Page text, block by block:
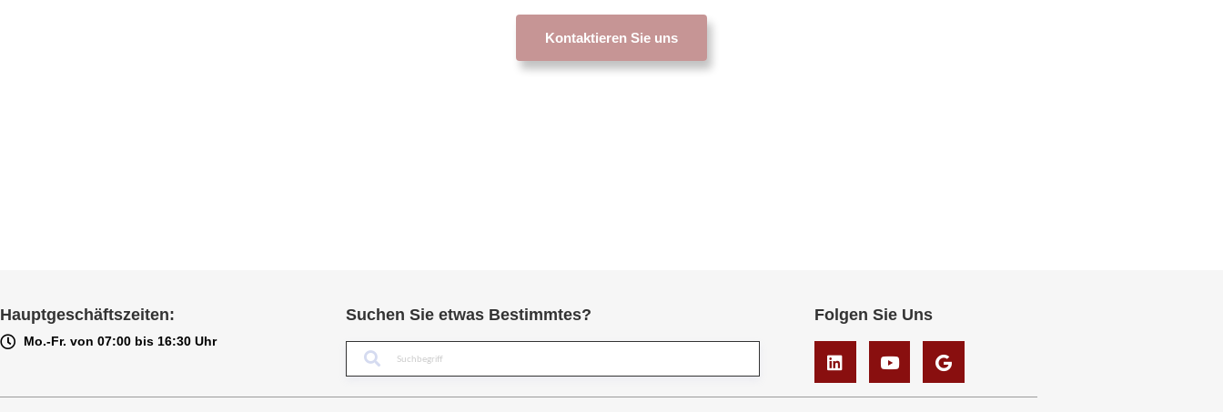
Kontaktieren Sie uns
Hauptgeschäftszeiten:
Mo.-Fr. von 07:00 bis 16:30 Uhr
Suchen Sie etwas Bestimmtes? Folgen Sie Uns